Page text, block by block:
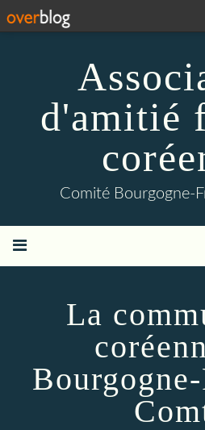
d'amitié
Comité Bourgogne-
La